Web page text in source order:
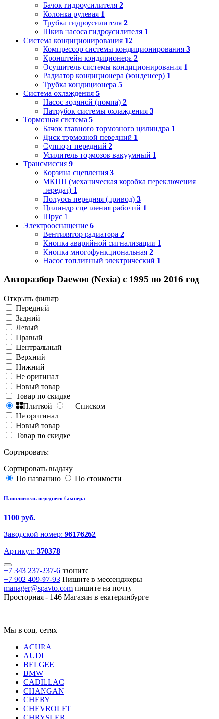
Бачок гидроусилителя 2
Колонка рулевая 1
Трубка гидроусилителя 2
Шкив насоса гидроусилителя 1
Система кондиционирования 12
Компрессор системы кондиционирования 3
Кронштейн кондиционера 2
Осушитель системы кондиционирования 1
Радиатор кондиционера (конденсер) 1
Трубка кондиционера 5
Система охлаждения 5
Насос водяной (помпа) 2
Патрубок системы охлаждения 3
Тормозная система 5
Бачок главного тормозного цилиндра 1
Диск тормозной передний 1
Суппорт передний 2
Усилитель тормозов вакуумный 1
Трансмиссия 9
Корзина сцепления 3
МКПП (механическая коробка переключения
передач) 1
Полуось передняя (привод) 3
Цилиндр сцепления рабочий 1
Шрус 1
Электрооснащение 6
Вентилятор радиатора 2
Кнопка аварийной сигнализации 1
Кнопка многофункциональная 2
Насос топливный электрический 1
Авторазбор Daewoo (Nexia) с 1995 по 2016 год
Открыть фильтр
Передний
Задний
Левый
Правый
Центральный
Верхний
Нижний
Не оригинал
Новый товар
Товар по скидке
Плиткой
Списком
Не оригинал
Новый товар
Товар по скидке
Сортировать:
Сортировать выдачу
По названию
По стоимости
Наполнитель переднего бампера
1100 руб.
Заводской номер: 96176262
Артикул: 370378
+7 343 237-237-6 звоните
+7 902 409-97-93 Пишите в мессенджеры
manager@spavto.com пишите на почту
Просторная - 146 Магазин в екатеринбурге
Мы в соц. сетях
ACURA
AUDI
BELGEE
BMW
CADILLAC
CHANGAN
CHERY
CHEVROLET